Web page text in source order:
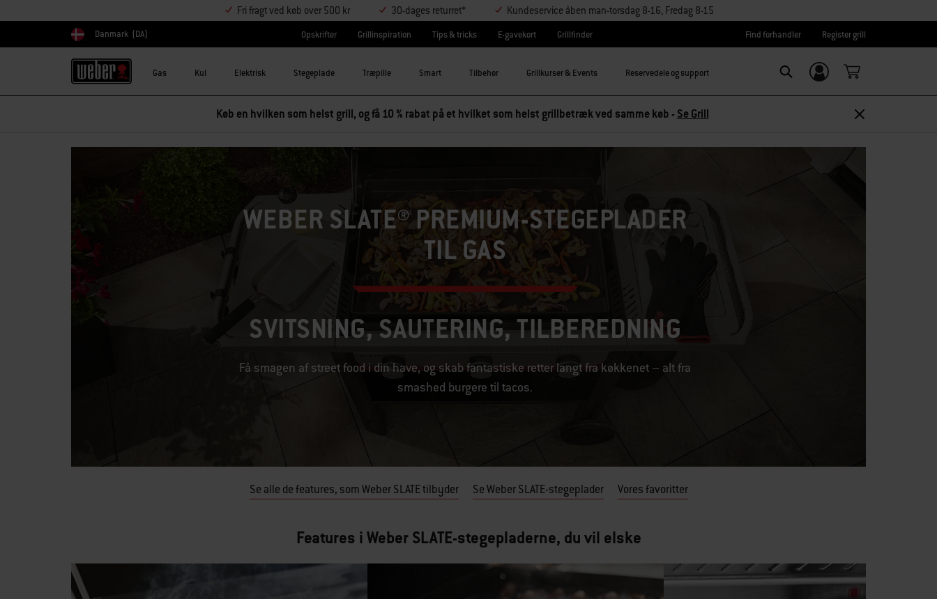
Fri fragt ved køb over 500 kr 30-dages returret* Kundeservice åben man-torsdag 8-16, Fredag 8-15
Vælg land
Danmark (DA) Opskrifter Grillinspiration Tips & tricks E-gavekort Grillfinder Find forhandler Register grill
Gas Kul Elektrisk Stegeplade Træpille Smart Tilbehør Grillkurser & Events Reservedele og support
Log ind/
tilmeld dig
Køb en hvilken som helst grill, og få 10 % rabat på et hvilket som helst grillbetræk ved samme køb - Se Grill
WEBER SLATE® PREMIUM-STEGEPLADER
TIL GAS
SVITSNING, SAUTERING, TILBEREDNING
Få smagen af street food i din have, og skab fantastiske retter langt fra køkkenet – alt fra
smashed burgere til tacos.
Se alle de features, som Weber SLATE tilbyder Se Weber SLATE-stegeplader Vores favoritter
Features i Weber SLATE-stegepladerne, du vil elske